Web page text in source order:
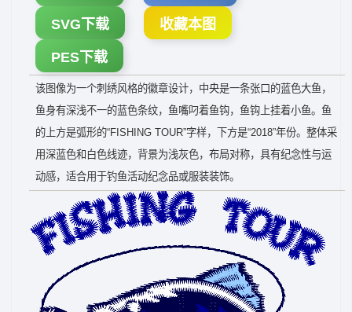
SVG下载 收藏本图
PES下载
该图像为一个刺绣风格的徽章设计，中央是一条张口的蓝色大鱼，
鱼身有深浅不一的蓝色条纹，鱼嘴叼着鱼钩，鱼钩上挂着小鱼。鱼
的上方是弧形的“FISHING TOUR”字样，下方是“2018”年份。整体采
用深蓝色和白色线迹，背景为浅灰色，布局对称，具有纪念性与运
动感，适合用于钓鱼活动纪念品或服装装饰。